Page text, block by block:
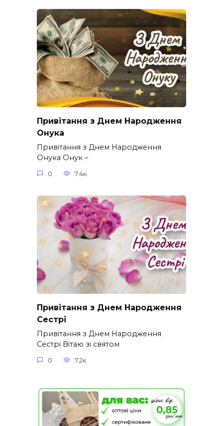
Привітання з Днем Народження
Онука
Привітання з Днем Народження
Онука Онук –
0 7.4к.
Привітання з Днем Народження
Сестрі
Привітання з Днем Народження
Сестрі Вітаю зі святом
0 7.2к.